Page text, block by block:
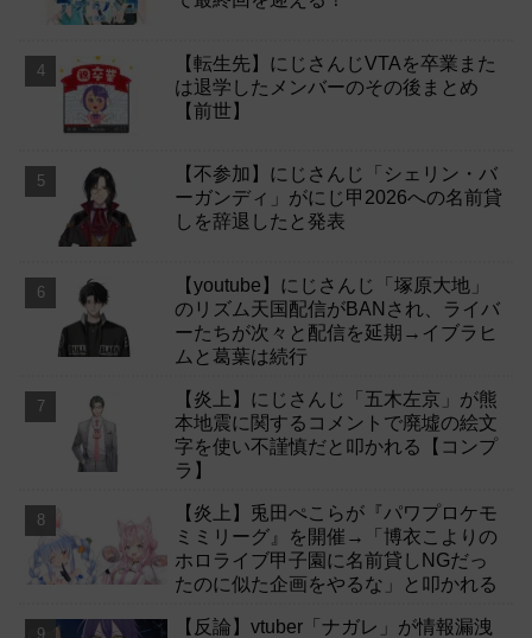
【転生先】にじさんじVTAを卒業また
は退学したメンバーのその後まとめ
【前世】
【不参加】にじさんじ「シェリン・バ
ーガンディ」がにじ甲2026への名前貸
しを辞退したと発表
【youtube】にじさんじ「塚原大地」
のリズム天国配信がBANされ、ライバ
ーたちが次々と配信を延期→イブラヒ
ムと葛葉は続行
【炎上】にじさんじ「五木左京」が熊
本地震に関するコメントで廃墟の絵文
字を使い不謹慎だと叩かれる【コンプ
ラ】
【炎上】兎田ぺこらが『パワプロケモ
ミミリーグ』を開催→「博衣こよりの
ホロライブ甲子園に名前貸しNGだっ
たのに似た企画をやるな」と叩かれる
【反論】vtuber「ナガレ」が情報漏洩